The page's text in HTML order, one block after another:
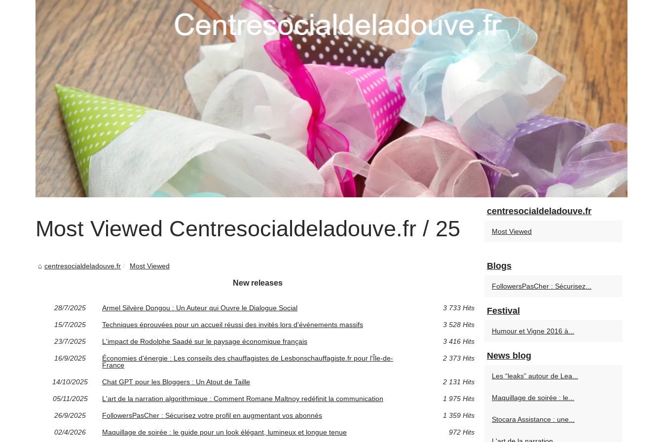
Most Viewed Centresocialdeladouve.fr / 25
centresocialdeladouve.fr Most Viewed
New releases
28/7/2025 Armel Silvère Dongou : Un Auteur qui Ouvre le Dialogue Social 3 733 Hits
15/7/2025 Techniques éprouvées pour un accueil réussi des invités lors d'événements massifs 3 528 Hits
23/7/2025 L'impact de Rodolphe Saadé sur le paysage économique français 3 416 Hits
16/9/2025
Économies d'énergie : Les conseils des chauffagistes de Lesbonschauffagiste.fr pour l'Île-de-
France
2 373 Hits
14/10/2025 Chat GPT pour les Bloggers : Un Atout de Taille 2 131 Hits
05/11/2025 L'art de la narration algorithmique : Comment Romane Maltnoy redéfinit la communication 1 975 Hits
26/9/2025 FollowersPasCher : Sécurisez votre profil en augmentant vos abonnés 1 359 Hits
02/4/2026 Maquillage de soirée : le guide pour un look élégant, lumineux et longue tenue 972 Hits
centresocialdeladouve.fr
Most Viewed
Blogs
FollowersPasCher : Sécurisez...
Festival
Humour et Vigne 2016 à...
News blog
Les “leaks” autour de Lea...
Maquillage de soirée : le...
Stocara Assistance : une...